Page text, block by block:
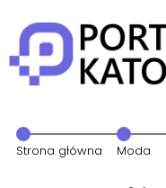
Strona główna Moda